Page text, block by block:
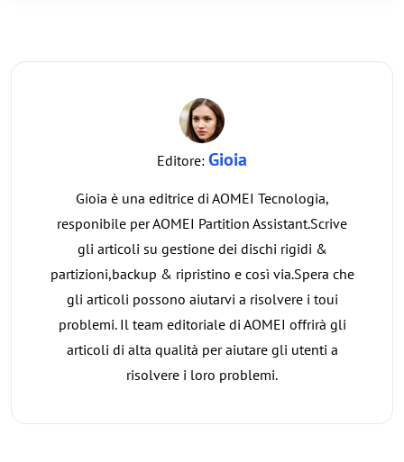
Editore: Gioia
Gioia è una editrice di AOMEI Tecnologia,
responibile per AOMEI Partition Assistant.Scrive
gli articoli su gestione dei dischi rigidi &
partizioni,backup & ripristino e così via.Spera che
gli articoli possono aiutarvi a risolvere i toui
problemi. Il team editoriale di AOMEI offrirà gli
articoli di alta qualità per aiutare gli utenti a
risolvere i loro problemi.